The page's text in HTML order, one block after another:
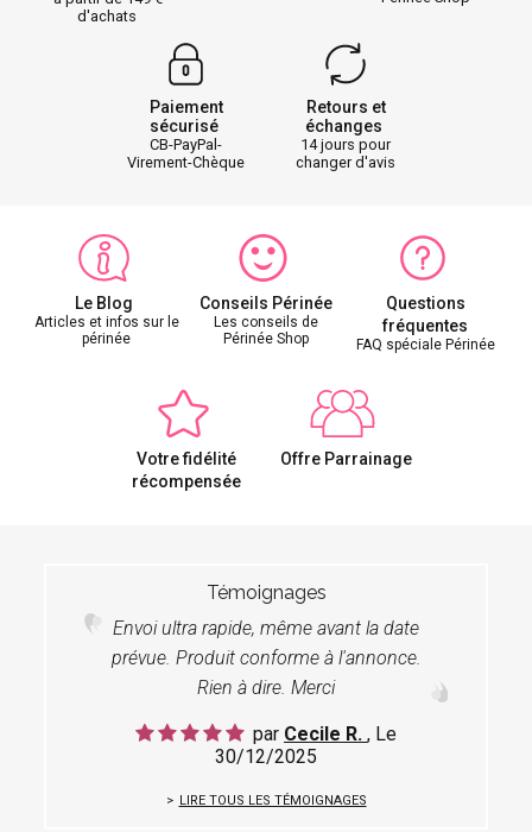
d'achats
Paiement
sécurisé
CB-PayPal-
Virement-Chèque
Retours et
échanges
14 jours pour
changer d'avis
Le Blog
Articles et infos sur le
périnée
Conseils Périnée
Les conseils de
Périnée Shop
Questions
fréquentes
FAQ spéciale Périnée
Votre fidélité
récompensée
Offre Parrainage
Témoignages
Envoi ultra rapide, même avant la date
prévue. Produit conforme à l'annonce.
Rien à dire. Merci
par Cecile R. , Le
30/12/2025
LIRE TOUS LES TÉMOIGNAGES